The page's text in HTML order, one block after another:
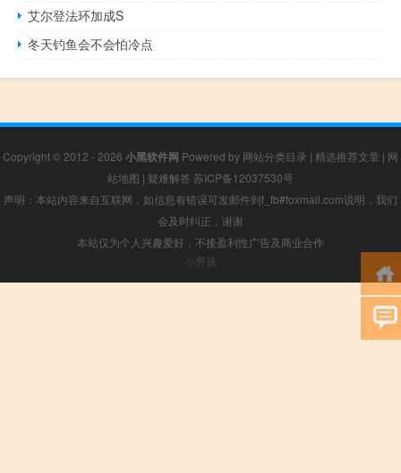
艾尔登法环加成S
冬天钓鱼会不会怕冷点
Copyright © 2012 - 2026 小黑软件网 Powered by 网站分类目录 | 精选推荐文章 | 网
站地图 | 疑难解答 苏ICP备12037530号
声明：本站内容来自互联网，如信息有错误可发邮件到f_fb#foxmail.com说明，我们
会及时纠正，谢谢
本站仅为个人兴趣爱好，不接盈利性广告及商业合作
小男孩